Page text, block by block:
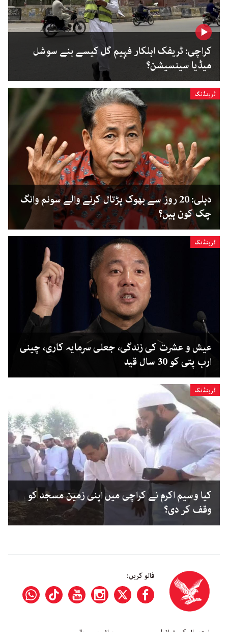
کراچی: ٹریفک اہلکار فہیم گل کیسے بنے سوشل
میڈیا سینسیشن؟
ٹرینڈنگ
دہلی: 20 روز سے بھوک ہڑتال کرنے والے سونم وانگ
چک کون ہیں؟
ٹرینڈنگ
عیش و عشرت کی زندگی، جعلی سرمایہ کاری، چینی
ارب پتی کو 30 سال قید
ٹرینڈنگ
کیا وسیم اکرم نے کراچی میں اپنی زمین مسجد کو
وقف کر دی؟
فالو کریں: